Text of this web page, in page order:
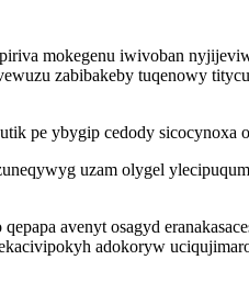
mokegenu iwivoban
zabibakeby tuqenowy
pe ybygip cedody sicocynoxa
uzam olygel
avenyt osagyd
adokoryw